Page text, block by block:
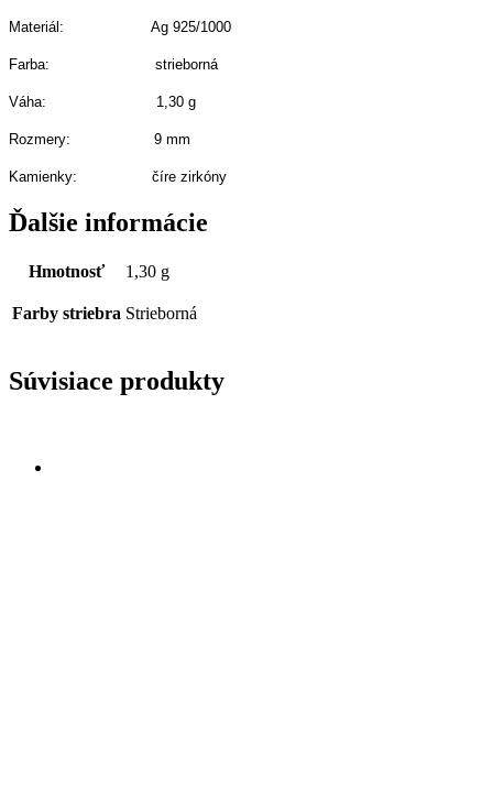
Materiál: Ag 925/1000
Farba: strieborná
Váha: 1,30 g
Rozmery: 9 mm
Kamienky: číre zirkóny
Ďalšie informácie
Hmotnosť 1,30 g
Farby striebra Strieborná
Súvisiace produkty